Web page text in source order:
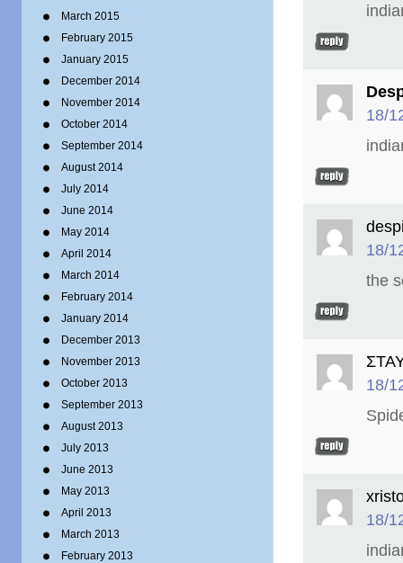
March 2015
February 2015
January 2015
December 2014
November 2014
October 2014
September 2014
August 2014
July 2014
June 2014
May 2014
April 2014
March 2014
February 2014
January 2014
December 2013
November 2013
October 2013
September 2013
August 2013
July 2013
June 2013
May 2013
April 2013
March 2013
February 2013
18/
18/
the
18/
18/